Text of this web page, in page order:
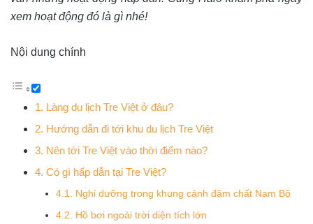
xem hoạt động đó là gì nhé!
Nội dung chính
1. Làng du lịch Tre Việt ở đâu?
2. Hướng dẫn đi tới khu du lịch Tre Việt
3. Nên tới Tre Việt vào thời điểm nào?
4. Có gì hấp dẫn tại Tre Việt?
4.1. Nghỉ dưỡng trong khung cảnh đậm chất Nam Bộ
4.2. Hồ bơi ngoài trời diện tích lớn